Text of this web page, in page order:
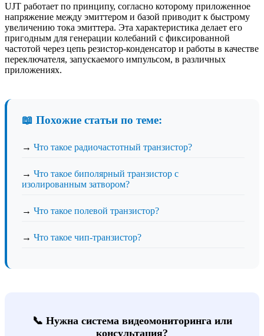
UJT работает по принципу, согласно которому приложенное
напряжение между эмиттером и базой приводит к быстрому
увеличению тока эмиттера. Эта характеристика делает его
пригодным для генерации колебаний с фиксированной
частотой через цепь резистор-конденсатор и работы в качестве
переключателя, запускаемого импульсом, в различных
приложениях.
📖 Похожие статьи по теме:
→ Что такое радиочастотный транзистор?
→ Что такое биполярный транзистор с
изолированным затвором?
→ Что такое полевой транзистор?
→ Что такое чип-транзистор?
📞 Нужна система видеомониторинга или
консультация?